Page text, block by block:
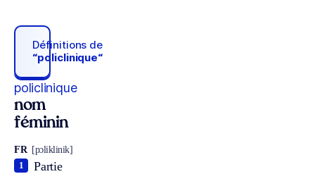
Définitions de
“policlinique“
policlinique
nom
féminin
FR [pɔliklinik]
Partie
1